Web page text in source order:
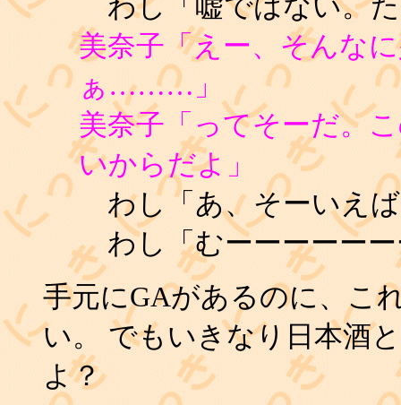
美奈子「えー、そんな
ぁ………」
美奈子「ってそーだ。
いからだよ」
わし「あ、そーいえ
わし「むーーーーーー
手元にGAがあるのに、こ
い。 でもいきなり日本酒
よ？